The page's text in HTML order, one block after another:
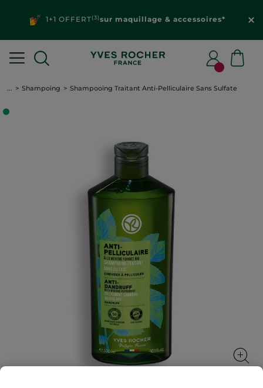
1+1 OFFERT(3)sur maquillage & accessoires*
... Shampoing Shampooing Traitant Anti-Pelliculaire Sans Sulfate